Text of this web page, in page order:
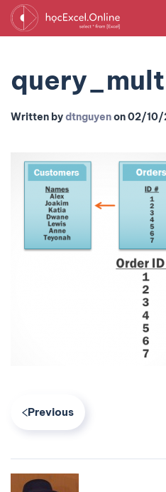
Written bydtnguyenon02/10/
Previous